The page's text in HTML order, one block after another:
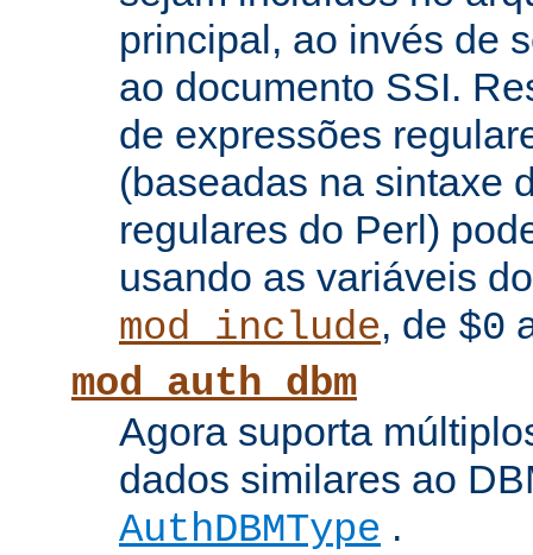
principal, ao invés de
ao documento SSI.
de expressões
(baseadas na sintaxe
regulares do Perl)
usando as variáveis
mod_include, de $0
mod_auth_dbm
Agora suporta
dados similares ao
AuthDBMType .